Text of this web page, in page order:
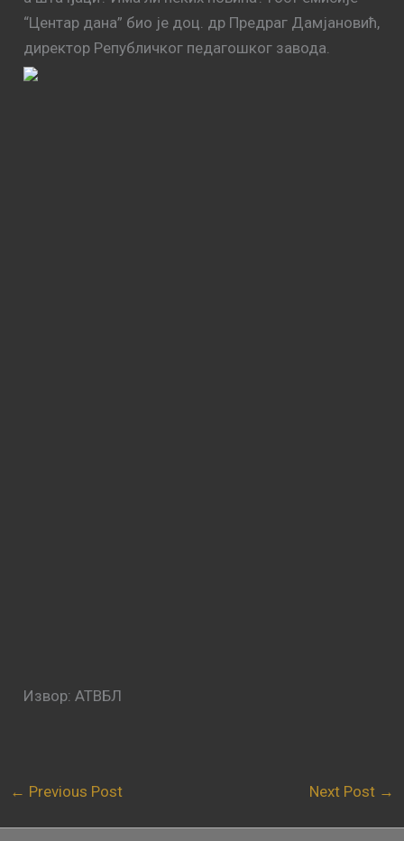
“Центар дана” био је доц. др Предраг Дамјановић,
директор Републичког педагошког завода.
Извор: АТВБЛ
← Previous Post Next Post →